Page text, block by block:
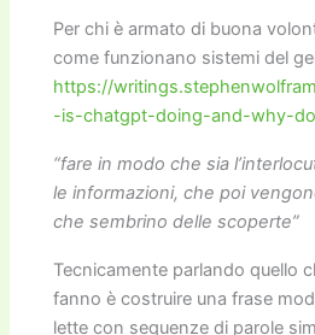
Per chi è armato di buona
come funzionano sistemi del
https://
-is-chatgpt-doing-and-why-
“fare in modo che sia
le informazioni, che poi
che sembrino delle scoperte”
Tecnicamente parlando quello
fanno è costruire una frase
lette con sequenze di parole